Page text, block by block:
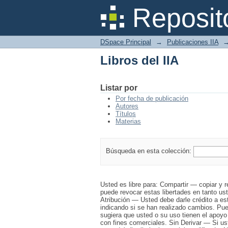
Libros del IIA
DSpace Principal → Publicaciones IIA
Libros del IIA
Listar por
Por fecha de publicación
Autores
Títulos
Materias
Búsqueda en esta colección:
Usted es libre para: Compartir — copiar y
puede revocar estas libertades en tanto
Atribución — Usted debe darle crédito a
indicando si se han realizado cambios.
sugiera que usted o su uso tienen el
con fines comerciales. Sin Derivar — Si